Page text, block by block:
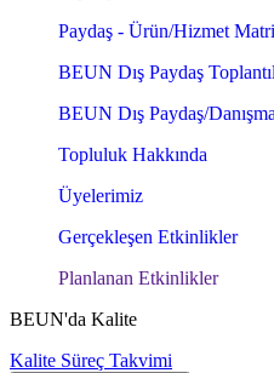
Paydaş - Ürün/Hizmet
BEUN Dış Paydaş
BEUN Dış Paydaş/
Topluluk Hakkında
Üyelerimiz
Gerçekleşen Etkinlikler
Planlanan Etkinlikler
BEUN'da Kalite
Kalite Süreç Takvimi